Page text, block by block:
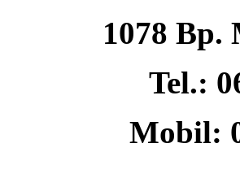
1078 Bp.
Tel.:
Mobil: